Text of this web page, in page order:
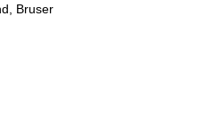
Bruser